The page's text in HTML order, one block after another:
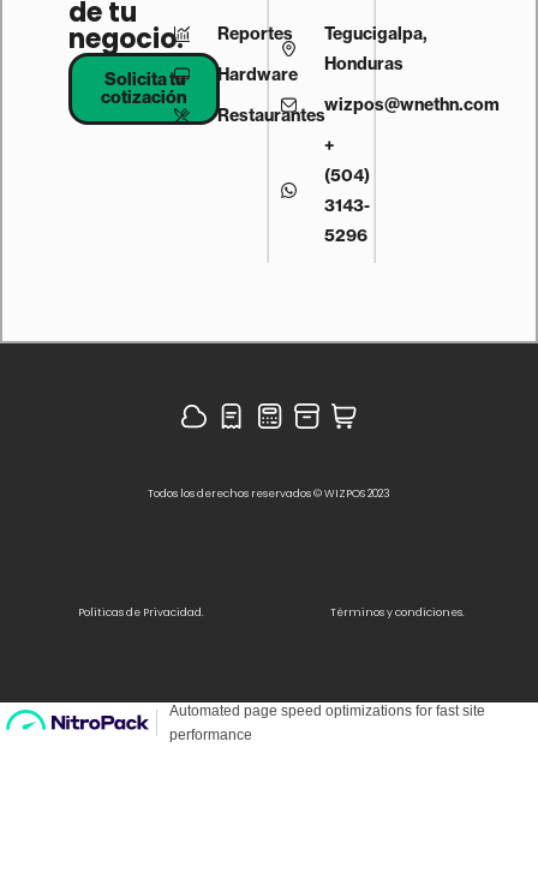
de tu
negocio.
Solicita tu
cotización
Reportes
Hardware
Restaurantes
Tegucigalpa,
Honduras
wizpos@wnethn.com
+
(504)
3143-
5296
Todos los derechos reservados © WIZPOS 2023
Politicas de Privacidad. Términos y condiciones.